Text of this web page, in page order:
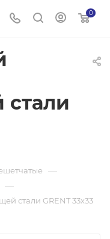
0
—
—
стали GRENT 33х33